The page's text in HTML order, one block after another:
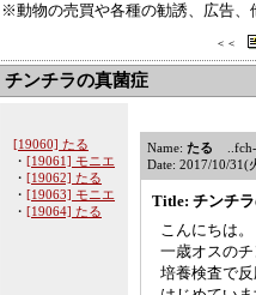
※動物の売買や各種の勧誘、広告、
＜＜
チンチラの真菌症
[19060] たる
・ [19061] モニエ
・ [19062] たる
・ [19063] モニエ
・ [19064] たる
Name: たる ..fch-
Date: 2017/10/31(
Title: チンチ
こんにちは。
一歳オスのチ
培養検査で